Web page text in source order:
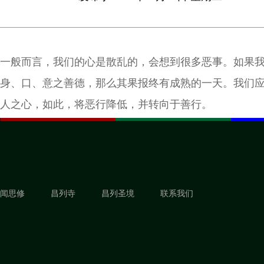
一般而言，我们的心是散乱的，会想到很多恶事。如果
身、口、意之善德，那么其果报终有成熟的一天。我们
人之心，如此，将恶行降低，并转向于善行。
闻思修 昌列寺 昌列圣境 联系我们